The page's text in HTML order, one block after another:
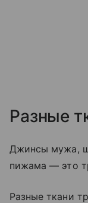
Разные
Джинсы мужа,
пижама — это
Разные ткани